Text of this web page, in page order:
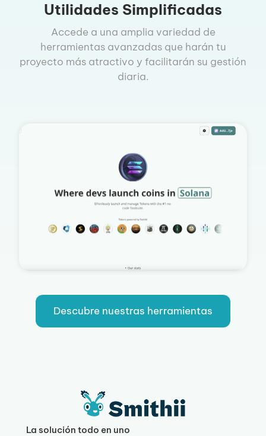
Utilidades Simplificadas
Accede a una amplia variedad de
herramientas avanzadas que harán tu
proyecto más atractivo y facilitarán su gestión
diaria.
Descubre nuestras herramientas
La solución todo en uno